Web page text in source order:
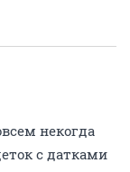
некогда
с датками